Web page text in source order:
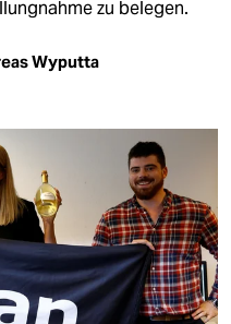
zu belegen.
Wyputta